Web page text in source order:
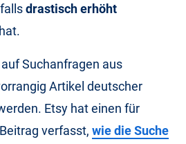
drastisch erhöht
Suchanfragen aus
Artikel deutscher
Etsy hat einen für
verfasst, wie die Suche